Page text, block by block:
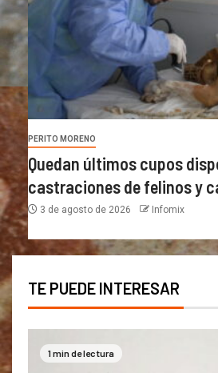
PERITO MORENO
Quedan últimos cupos
castraciones de felinos y
3 de agosto de 2026 Infomix
TE PUEDE INTERESAR
1 min de lectura